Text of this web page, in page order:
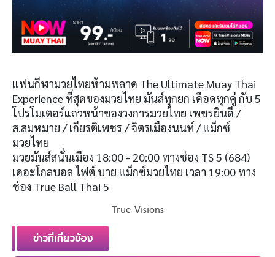
แฟนกีฬามวยไทยห้ามพลาด The Ultimate Muay Thai
Experience ที่สุดของมวยไทย มันส์ทุกยก เดือดทุกคู่ กับ 5
โปรโมเตอร์แถวหน้าของวงการมวยไทย เพชรยินดี /
ส.สมหมาย / เกียรติเพชร / จิตรเมืองนนท์ / แม็กซ์
มวยไทย
มวยมันส์สนั่นเมือง 18:00 - 20:00 ทางช่อง TS 5 (684)
เดอะโกลบอล ไฟต์ บาย แม็กซ์มวยไทย เวลา 19:00 ทาง
ช่อง True Ball Thai 5
True Visions
ข่าวที่เกี่ยวข้อง